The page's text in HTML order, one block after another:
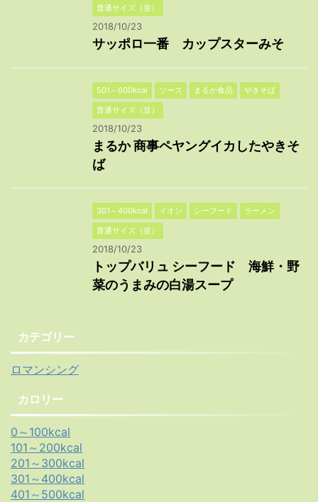
普通サイズ（並）
2018/10/23
サッポロ一番 カップスターみそ
501～600kcal ソース まるか食品
やきそば
普通サイズ（並）
2018/10/23
まるか 商事ペヤングイカしたやきそ
ば
301～400kcal イオン シーフード
ラーメン
普通サイズ（並）
2018/10/23
トップバリュ シーフード 海鮮・野
菜のうまみの白湯スープ
カテゴリー
ロマンシング
カロリー
0～100kcal
101～200kcal
201～300kcal
301～400kcal
401～500kcal